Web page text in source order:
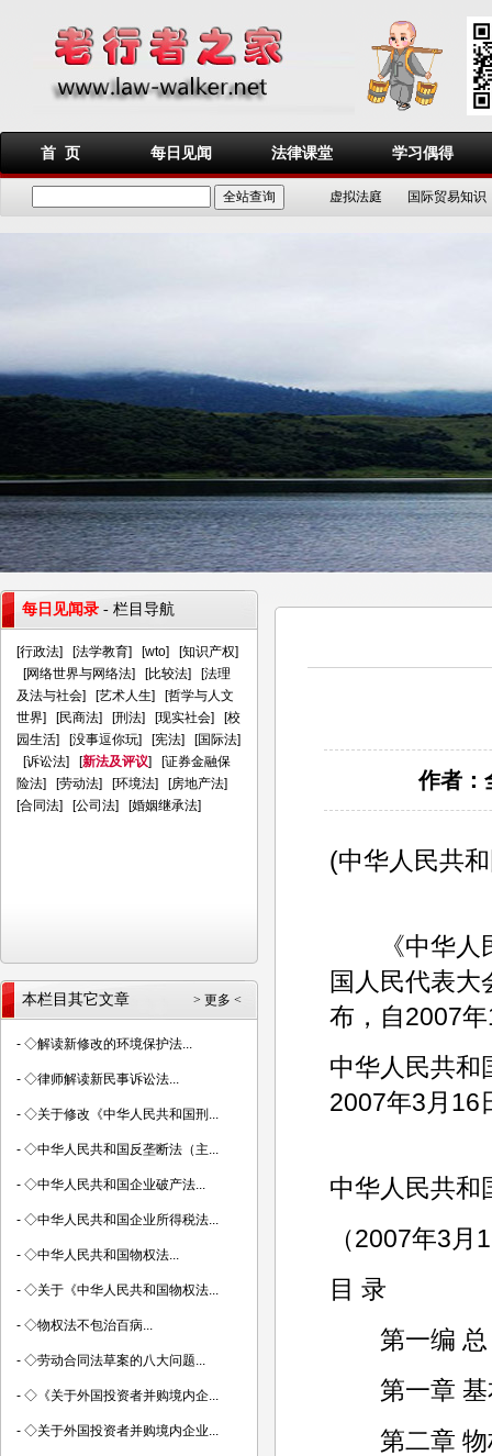
首 页 每日见闻 法律课堂 学习偶得
虚拟法庭 国际贸易知识
作者：
(中华人民共
《中华人民
国人民代表大
布，自2007
中华人民共
2007年3月16
中华人民共和
（2007年3
目 录
第一编 总
第一章 基
第二章 物
每日见闻录 - 栏目导航
[行政法] [法学教育] [wto] [知识产权]
[网络世界与网络法] [比较法] [法理
及法与社会] [艺术人生] [哲学与人文
世界] [民商法] [刑法] [现实社会] [校
园生活] [没事逗你玩] [宪法] [国际法]
[诉讼法] [新法及评议] [证券金融保
险法] [劳动法] [环境法] [房地产法]
[合同法] [公司法] [婚姻继承法]
> 更多 <
本栏目其它文章
- ◇解读新修改的环境保护法...
- ◇律师解读新民事诉讼法...
- ◇关于修改《中华人民共和国刑...
- ◇中华人民共和国反垄断法（主...
- ◇中华人民共和国企业破产法...
- ◇中华人民共和国企业所得税法...
- ◇中华人民共和国物权法...
- ◇关于《中华人民共和国物权法...
- ◇物权法不包治百病...
- ◇劳动合同法草案的八大问题...
- ◇《关于外国投资者并购境内企...
- ◇关于外国投资者并购境内企业...